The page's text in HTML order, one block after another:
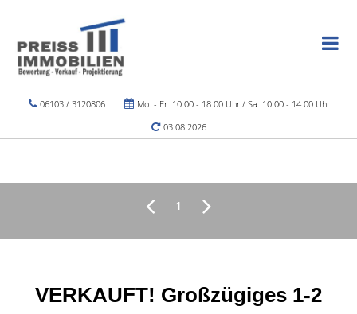
06103 / 3120806
Mo. - Fr. 10.00 - 18.00 Uhr / Sa. 10.00 - 14.00 Uhr
03.08.2026
1
VERKAUFT! Großzügiges 1-2